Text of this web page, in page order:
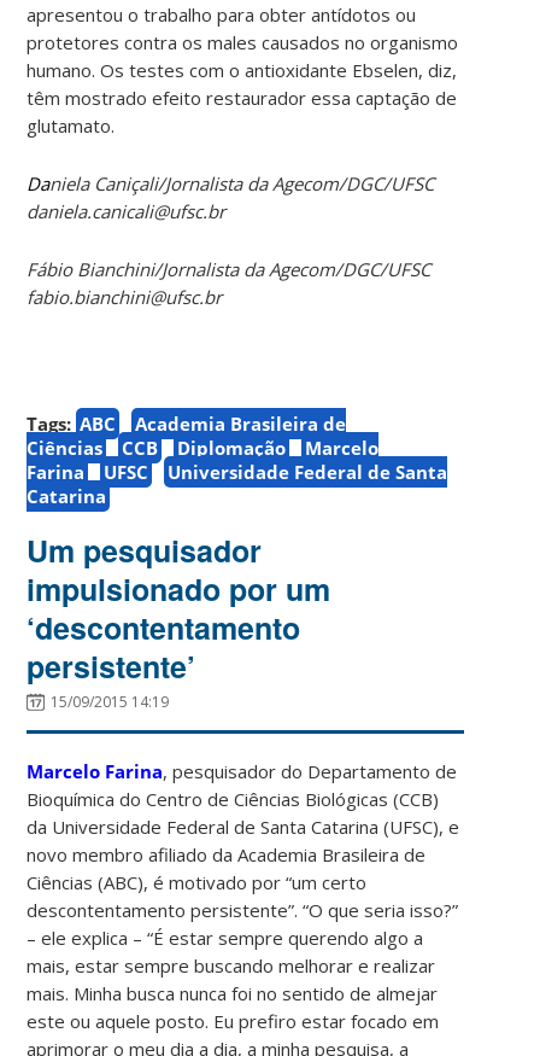
apresentou o trabalho para obter antídotos ou
protetores contra os males causados no organismo
humano. Os testes com o antioxidante Ebselen, diz,
têm mostrado efeito restaurador essa captação de
glutamato.
Daniela Caniçali/Jornalista da Agecom/DGC/UFSC
daniela.canicali@ufsc.br
Fábio Bianchini/Jornalista da Agecom/DGC/UFSC
fabio.bianchini@ufsc.br
Tags: ABC
Academia Brasileira de
Ciências
CCB Diplomação
Marcelo
Farina
UFSC
Universidade Federal de Santa
Catarina
Um pesquisador
impulsionado por um
‘descontentamento
persistente’
15/09/2015 14:19
Marcelo Farina, pesquisador do Departamento de
Bioquímica do Centro de Ciências Biológicas (CCB)
da Universidade Federal de Santa Catarina (UFSC), e
novo membro afiliado da Academia Brasileira de
Ciências (ABC), é motivado por “um certo
descontentamento persistente”. “O que seria isso?”
– ­­ele explica­ – “É estar sempre querendo algo a
mais, estar sempre buscando melhorar e realizar
mais. Minha busca nunca foi no sentido de almejar
este ou aquele posto. Eu prefiro estar focado em
aprimorar o meu dia a dia, a minha pesquisa, a